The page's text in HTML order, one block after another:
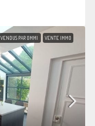
VENDUS PAR OMMI VENTE IMMO